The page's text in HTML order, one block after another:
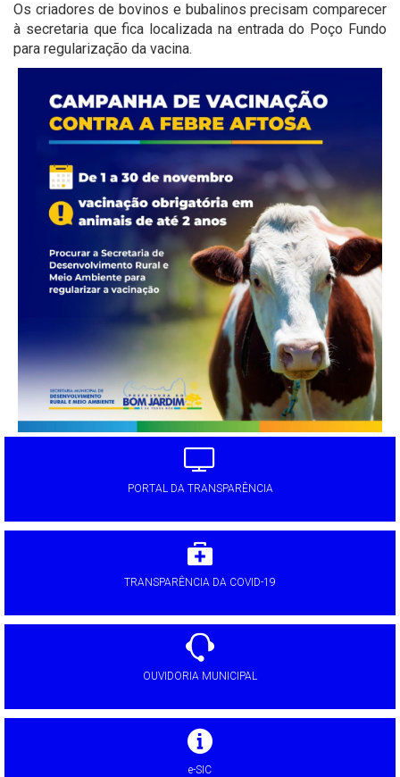
Os criadores de bovinos e bubalinos precisam comparecer
à secretaria que fica localizada na entrada do Poço Fundo
para regularização da vacina.
PORTAL DA TRANSPARÊNCIA
TRANSPARÊNCIA DA COVID-19
OUVIDORIA MUNICIPAL
e-SIC